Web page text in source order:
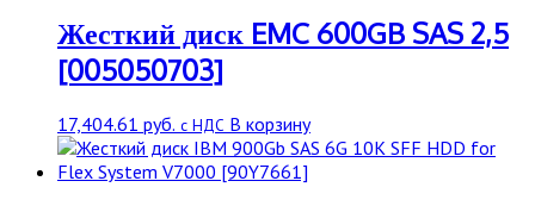
Жесткий диск EMC 600GB SAS 2,5
[005050703]
17,404.61 руб. с НДС В корзину